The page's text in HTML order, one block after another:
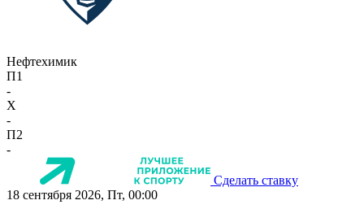
Нефтехимик
П1
-
X
-
П2
-
Сделать ставку
18 сентября 2026, Пт, 00:00